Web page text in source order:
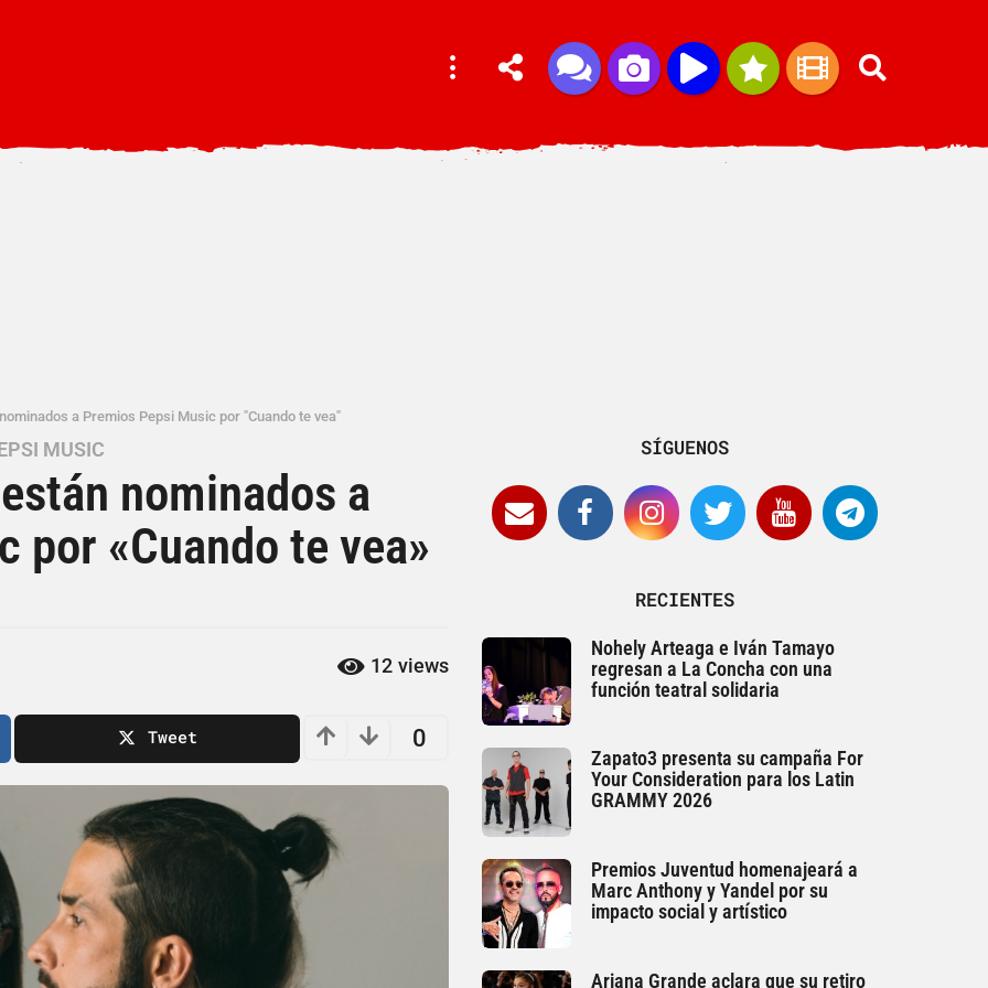
a Premios Pepsi Music por "Cuando te vea"
MUSIC
nominados a
por «Cuando te vea»
12 views
0
Tweet
SÍGUENOS
RECIENTES
Nohely Arteaga e Iván Tamayo
regresan a La Concha con una
función teatral solidaria
Zapato3 presenta su campaña For
Your Consideration para los Latin
GRAMMY 2026
Premios Juventud homenajeará a
Marc Anthony y Yandel por su
impacto social y artístico
Ariana Grande aclara que su retiro